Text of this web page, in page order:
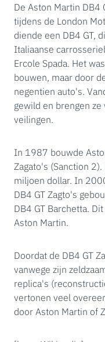
De Aston Martin DB4
tijdens de London
diende een DB4 GT,
Italiaanse
Ercole Spada. Het
bouwen, maar door
negentien auto's.
gewild en brengen
veilingen.
In 1987 bouwde
Zagato's (Sanction
miljoen dollar. In
DB4 GT Zagto's
DB4 GT Barchetta.
Aston Martin.
Doordat de DB4 GT
vanwege zijn
replica's
vertonen veel
door Aston Martin of